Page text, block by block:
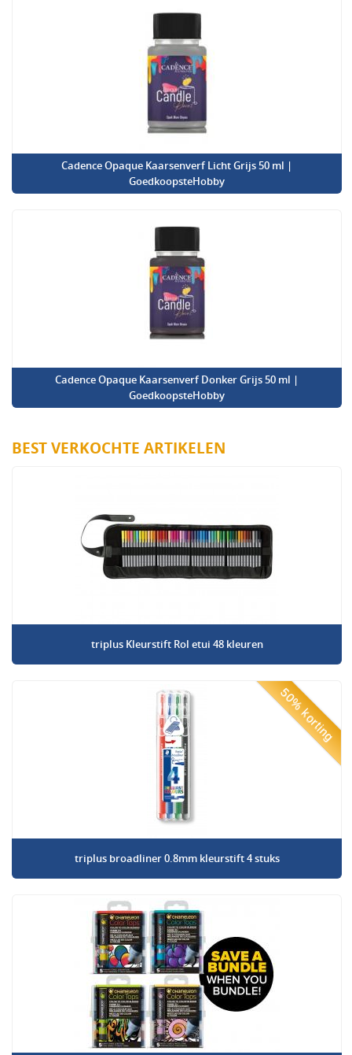
Cadence Opaque Kaarsenverf Licht Grijs 50 ml |
GoedkoopsteHobby
Cadence Opaque Kaarsenverf Donker Grijs 50 ml |
GoedkoopsteHobby
BEST VERKOCHTE ARTIKELEN
triplus Kleurstift Rol etui 48 kleuren
50% korting
triplus broadliner 0.8mm kleurstift 4 stuks